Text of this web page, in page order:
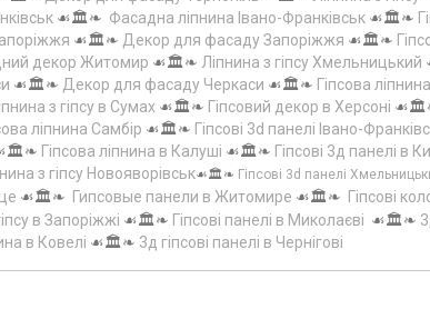
☙🏛️❧ Фасадна ліпнина Івано-Франківськ ☙🏛️❧
☙🏛️❧ Декор для фасаду Запоріжжя ☙🏛️❧
декор Житомир ☙🏛️❧ Ліпнина з гіпсу Хмельницький
☙🏛️❧ Декор для фасаду Черкаси ☙🏛️❧ Гіпсова
з гіпсу в Сумах ☙🏛️❧ Гіпсовий декор в Херсоні
ліпнина Самбір ☙🏛️❧ Гіпсові 3d панелі Івано-
Гіпсова ліпнина в Калуші ☙🏛️❧ Гіпсові 3д панелі в
з гіпсу Новояворівськ☙🏛️❧ Гіпсові 3d панелі
☙🏛️❧ Гипсовые панели в Житомире ☙🏛️❧ Гіпсові
в Запоріжжі ☙🏛️❧ Гіпсові панелі в Миколаєві ☙🏛️❧
в Ковелі ☙🏛️❧ 3д гіпсові панелі в Чернігові